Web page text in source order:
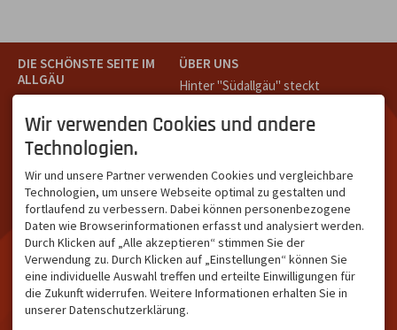
DIE SCHÖNSTE SEITE IM
ALLGÄU
Teil des Oberallgäus. Es
verbindet die Tourismus-
Destinationen Oberstdorf,
Kleinwalsertal und beliebte
Urlaubsziele wie die
Hörnerdörfer, Alpsee-
Grünten, Oberstaufen oder
Wertach im Allgäu.
ÜBER UNS
Hinter "Südallgäu" steckt
Oberstdorf.
Unser Ziel ist ein attraktives
Leistungsträger im
südlichen Oberallgäu eine
starke Plattform bietet.
NETZWERK & REICHWEITE
ca. 36.700 Abos bei
Wir verwenden Cookies und andere
Technologien.
Wir und unsere Partner verwenden Cookies und vergleichbare
Technologien, um unsere Webseite optimal zu gestalten und
fortlaufend zu verbessern. Dabei können personenbezogene
Daten wie Browserinformationen erfasst und analysiert werden.
Durch Klicken auf „Alle akzeptieren“ stimmen Sie der
Verwendung zu. Durch Klicken auf „Einstellungen“ können Sie
eine individuelle Auswahl treffen und erteilte Einwilligungen für
die Zukunft widerrufen. Weitere Informationen erhalten Sie in
unserer Datenschutzerklärung.